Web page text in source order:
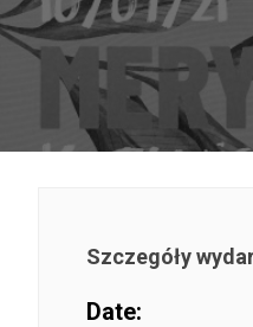
Szczegóły
Date: